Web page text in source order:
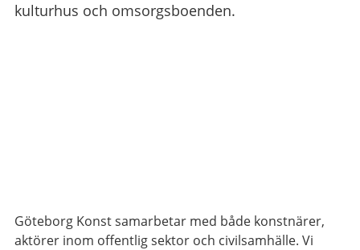
kulturhus och omsorgsboenden.
Göteborg Konst samarbetar med både konstnärer,
aktörer inom offentlig sektor och civilsamhälle. Vi